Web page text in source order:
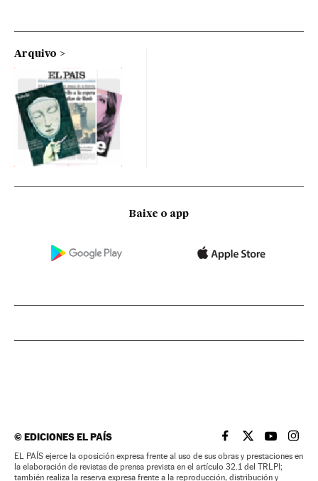
Arquivo
Baixe o app
©EDICIONES EL PAÍS EL PAÍS BRASIL EN
EL PAÍSEL PAÍS
EL
EL PAÍS ejerce la oposición expresa frente al uso de sus obras y prestaciones en
la elaboración de revistas de prensa prevista en el artículo 32.1 del TRLPI;
también realiza la reserva expresa frente a la reproducción, distribución y